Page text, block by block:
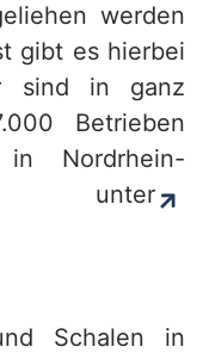
werden
gibt es hierbei
sind in ganz
Betrieben
in Nordrhein-
unter
Schalen in